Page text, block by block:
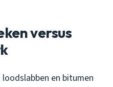
versus
en bitumen